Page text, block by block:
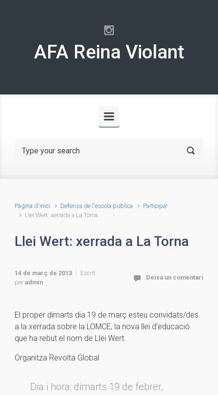
AFA Reina Violant
Pàgina d'inici Defensa de l'escola pública
Participa!
Llei Wert: xerrada a La Torna
Llei Wert: xerrada a La Torna
14 de març de 2013
Escrit
per admin
Deixa un comentari
El proper dimarts dia 19 de març esteu convidats/des
a la xerrada sobre la LOMCE, la nova llei d’educació
que ha rebut el nom de Llei Wert.
Organitza Revolta Global
Dia i hora: dimarts 19 de febrer,